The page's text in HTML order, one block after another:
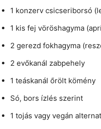
1 konzerv csicseriborsó
1 kis fej vöröshagyma
2 gerezd fokhagyma
2 evőkanál zabpehely
1 teáskanál őrölt kömény
Só, bors ízlés szerint
1 tojás vagy vegán